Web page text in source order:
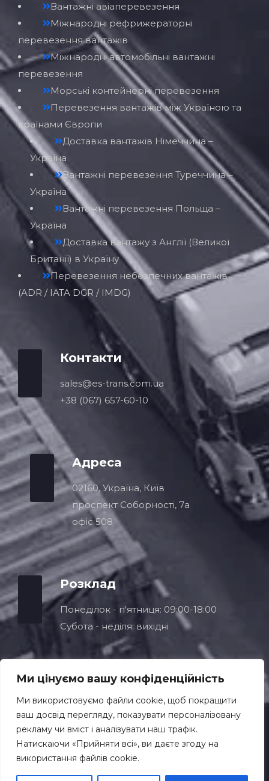
Ми цінуємо вашу конфіденційність
Ми використовуємо файли cookie, щоб покращити
ваш досвід перегляду, показувати персоналізовану
рекламу чи вміст і аналізувати наш трафік.
Натискаючи «Прийняти всі», ви даєте згоду на
використання файлів cookie.
Вантажні авіаперевезення
Міжнародні рефрижераторні
перевезення вантажів
Міжнародні автомобільні вантажні
перевезення
Морські контейнерні перевезення
Перевезення вантажів між Україною та
країнами Європи
Доставка вантажів Німеччина –
Україна
Вантажні перевезення Туреччина –
Україна
Вантажні перевезення Польща –
Україна
Доставка вантажу з Англії (Великої
Британії) в Україну
Перевезення небезпечних вантажів
(ADR / IATA DGR / IMDG)
Контакти
sales@es-trans.com.ua
+38 (067) 657-60-10
Адреса
02160, Україна, Київ
проспект Соборності, 7a
офіс 508
Розклад
Понеділок - п'ятниця: 09:00-18:00
Субота - неділя: вихідні
© Copyright 2026